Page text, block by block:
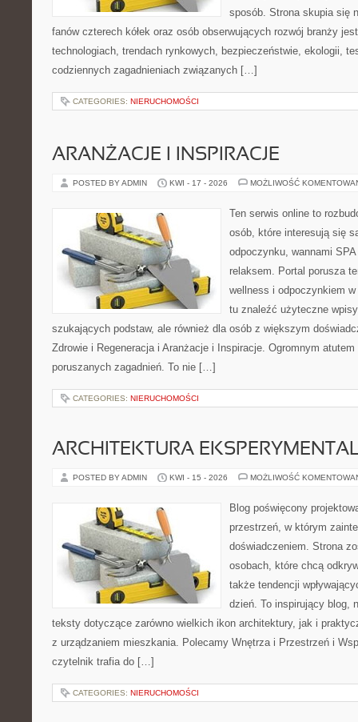
sposób. Strona skupia się
fanów czterech kółek oraz osób obserwujących rozwój branży
technologiach, trendach rynkowych, bezpieczeństwie, ekologii,
codziennych zagadnieniach związanych […]
CATEGORIES: NIERUCHOMOŚCI
ARANŻACJE I INSPIRACJE
POSTED BY ADMIN KWI - 17 - 2026 MOŻLIWOŚĆ
Ten serwis online to
osób, które interesują się
odpoczynku, wannami
relaksem. Portal porusza
wellness i odpoczynkiem
tu znaleźć użyteczne
szukających podstaw, ale również dla osób z większym
Zdrowie i Regeneracja i Aranżacje i Inspiracje. Ogromnym
poruszanych zagadnień. To nie […]
CATEGORIES: NIERUCHOMOŚCI
ARCHITEKTURA
POSTED BY ADMIN KWI - 15 - 2026 MOŻLIWOŚĆ
Blog poświęcony
przestrzeń, w którym
doświadczeniem. Strona
osobach, które chcą
także tendencji
dzień. To inspirujący blog,
teksty dotyczące zarówno wielkich ikon architektury, jak i
z urządzaniem mieszkania. Polecamy Wnętrza i Przestrzeń i
czytelnik trafia do […]
CATEGORIES: NIERUCHOMOŚCI